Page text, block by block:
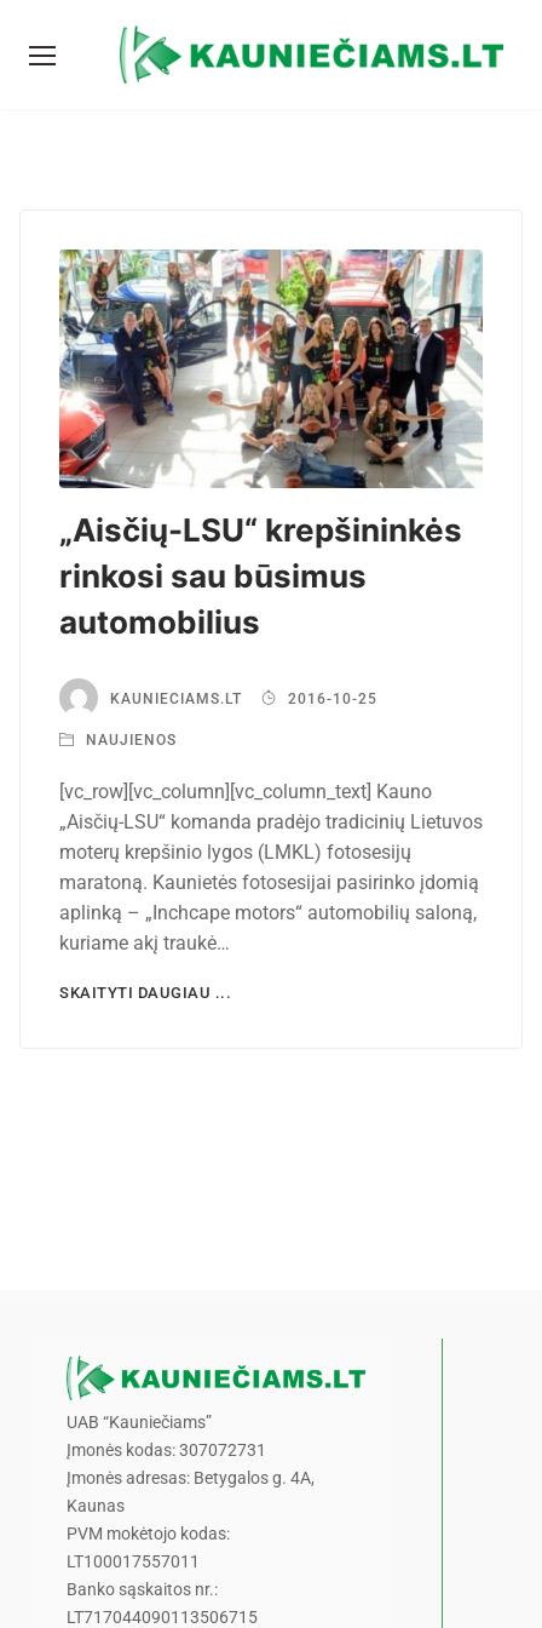
„Aisčių-LSU“ krepšininkės
rinkosi sau būsimus
automobilius
KAUNIECIAMS.LT 2016-10-25
NAUJIENOS
[vc_row][vc_column][vc_column_text] Kauno
„Aisčių-LSU“ komanda pradėjo tradicinių Lietuvos
moterų krepšinio lygos (LMKL) fotosesijų
maratoną. Kaunietės fotosesijai pasirinko įdomią
aplinką – „Inchcape motors“ automobilių saloną,
kuriame akį traukė…
SKAITYTI DAUGIAU ...
UAB “Kauniečiams”
Įmonės kodas: 307072731
Įmonės adresas: Betygalos g. 4A,
Kaunas
PVM mokėtojo kodas:
LT100017557011
Banko sąskaitos nr.:
LT717044090113506715